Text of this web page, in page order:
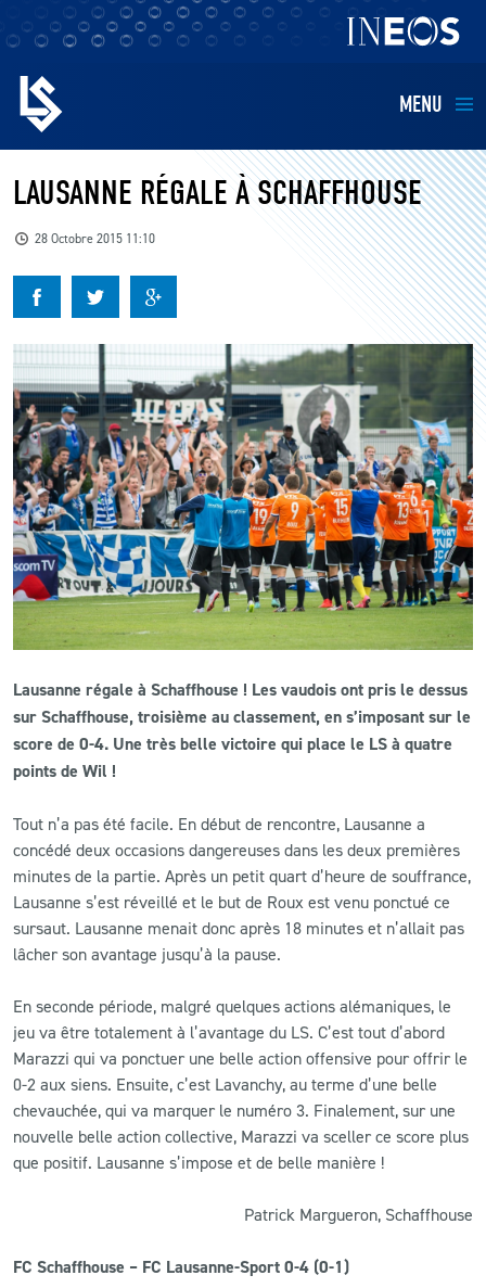
MENU
EQUIPES
BILLETTERIE
FANS
KIDS
BUSINESS
RESTAURATION
CLUB
CONTACT
ACTUALITÉS
LS E-SHOP
L’APP DU LS
MATCH DES CELEBRITES
PRESSE ET MEDIAS
LAUSANNE RÉGALE À SCHAFFHOUSE
28 Octobre 2015 11:10
Lausanne régale à Schaffhouse ! Les vaudois ont pris le dessus
sur Schaffhouse, troisième au classement, en s’imposant sur le
score de 0-4. Une très belle victoire qui place le LS à quatre
points de Wil !
Tout n’a pas été facile. En début de rencontre, Lausanne a
concédé deux occasions dangereuses dans les deux premières
minutes de la partie. Après un petit quart d’heure de souffrance,
Lausanne s’est réveillé et le but de Roux est venu ponctué ce
sursaut. Lausanne menait donc après 18 minutes et n’allait pas
lâcher son avantage jusqu’à la pause.
En seconde période, malgré quelques actions alémaniques, le
jeu va être totalement à l’avantage du LS. C’est tout d’abord
Marazzi qui va ponctuer une belle action offensive pour offrir le
0-2 aux siens. Ensuite, c’est Lavanchy, au terme d’une belle
chevauchée, qui va marquer le numéro 3. Finalement, sur une
nouvelle belle action collective, Marazzi va sceller ce score plus
que positif. Lausanne s’impose et de belle manière !
Patrick Margueron, Schaffhouse
FC Schaffhouse – FC Lausanne-Sport 0-4 (0-1)